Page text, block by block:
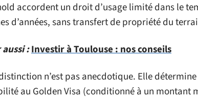
accordent un droit d’usage limité dans le
d’années, sans transfert de propriété du
:Investir à Toulouse : nos conseils
n’est pas anecdotique. Elle
au Golden Visa (conditionné à un montant